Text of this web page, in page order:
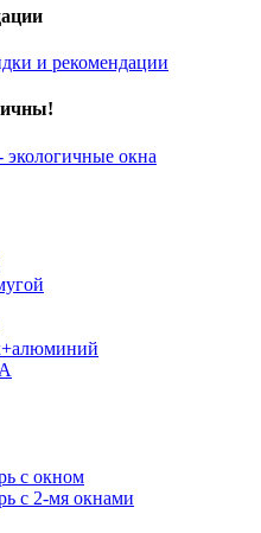
с окном
с 2-мя окнами